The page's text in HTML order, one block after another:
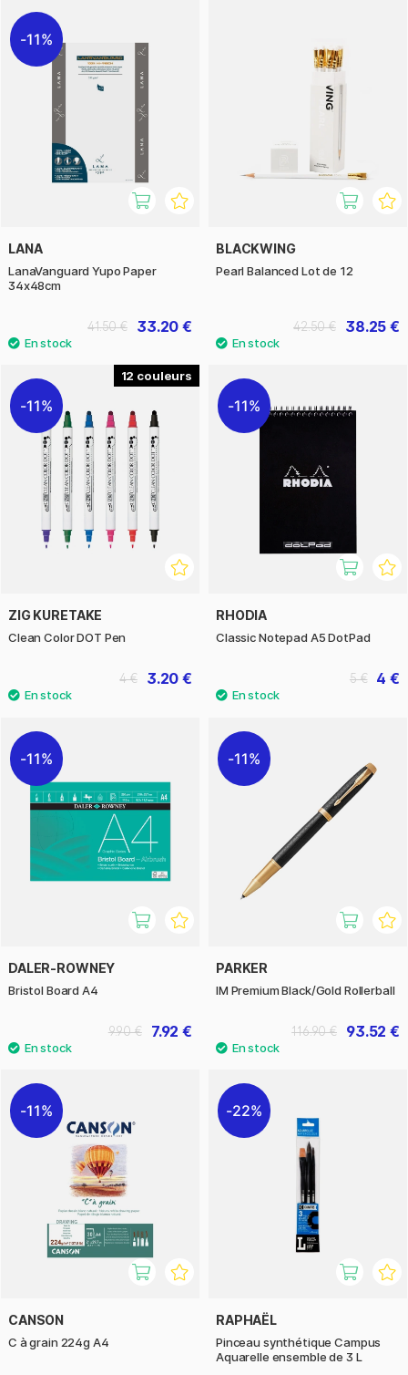
11%
LANA
LanaVanguard Yupo Paper
34x48cm
33.20 €
41.50 €
BLACKWING
Pearl Balanced Lot de 12
38.25 €
42.50 €
12
11%
ZIG KURETAKE
Clean Color DOT Pen
3.20 €
4 €
11%
RHODIA
Classic Notepad A5 DotPad
4 €
5 €
11%
DALER-ROWNEY
Bristol Board A4
7.92 €
9.90 €
11%
PARKER
IM Premium Black/Gold Rollerball
93.52 €
116.90 €
11%
CANSON
C à grain 224g A4
22%
RAPHAËL
Pinceau synthétique Campus
Aquarelle ensemble de 3 L